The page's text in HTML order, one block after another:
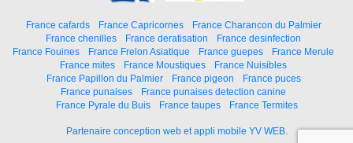
France cafards France Capricornes
France Charancon du Palmier
France chenilles
France deratisation
France desinfection
France Fouines
France Frelon Asiatique France guepes
France Merule
France mites
France Moustiques
France Nuisibles
France Papillon du Palmier
France pigeon
France puces
France punaises
France punaises detection canine
France Pyrale du Buis
France taupes France Termites
Partenaire conception web et appli mobile YV WEB.